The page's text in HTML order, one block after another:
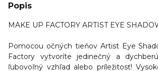
Popis
MAKE UP FACTORY ARTIST EYE
Pomocou očných tieňov Artist Eye
Factory vytvoríte jedinečný a
ľubovoľný vzhľad alebo príležitosť!